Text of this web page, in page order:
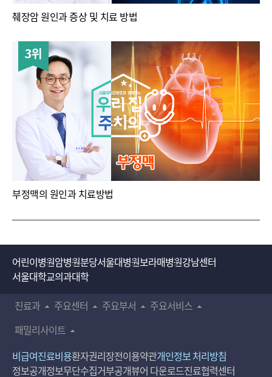
췌장암 원인과 증상 및 치료 방법
3위
부정맥의 원인과 치료방법
어린이병원암병원분당서울대병원보라매병원강남센터
서울대학교의과대학
진료과
주요센터 주요부서
주요서비스
패밀리사이트
비급여진료비용환자권리장전이용약관개인정보 처리방침
정보공개정보무단수집거부공개뷰어 다운로드진료협력센터